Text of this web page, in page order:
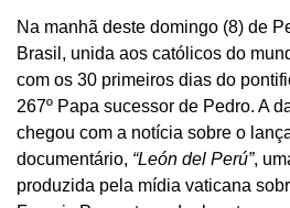
Na manhã deste domingo (8) de
Brasil, unida aos católicos do
com os 30 primeiros dias do
267º Papa sucessor de Pedro. A
chegou com a notícia sobre o
documentário, “León del Perú”,
produzida pela mídia vaticana